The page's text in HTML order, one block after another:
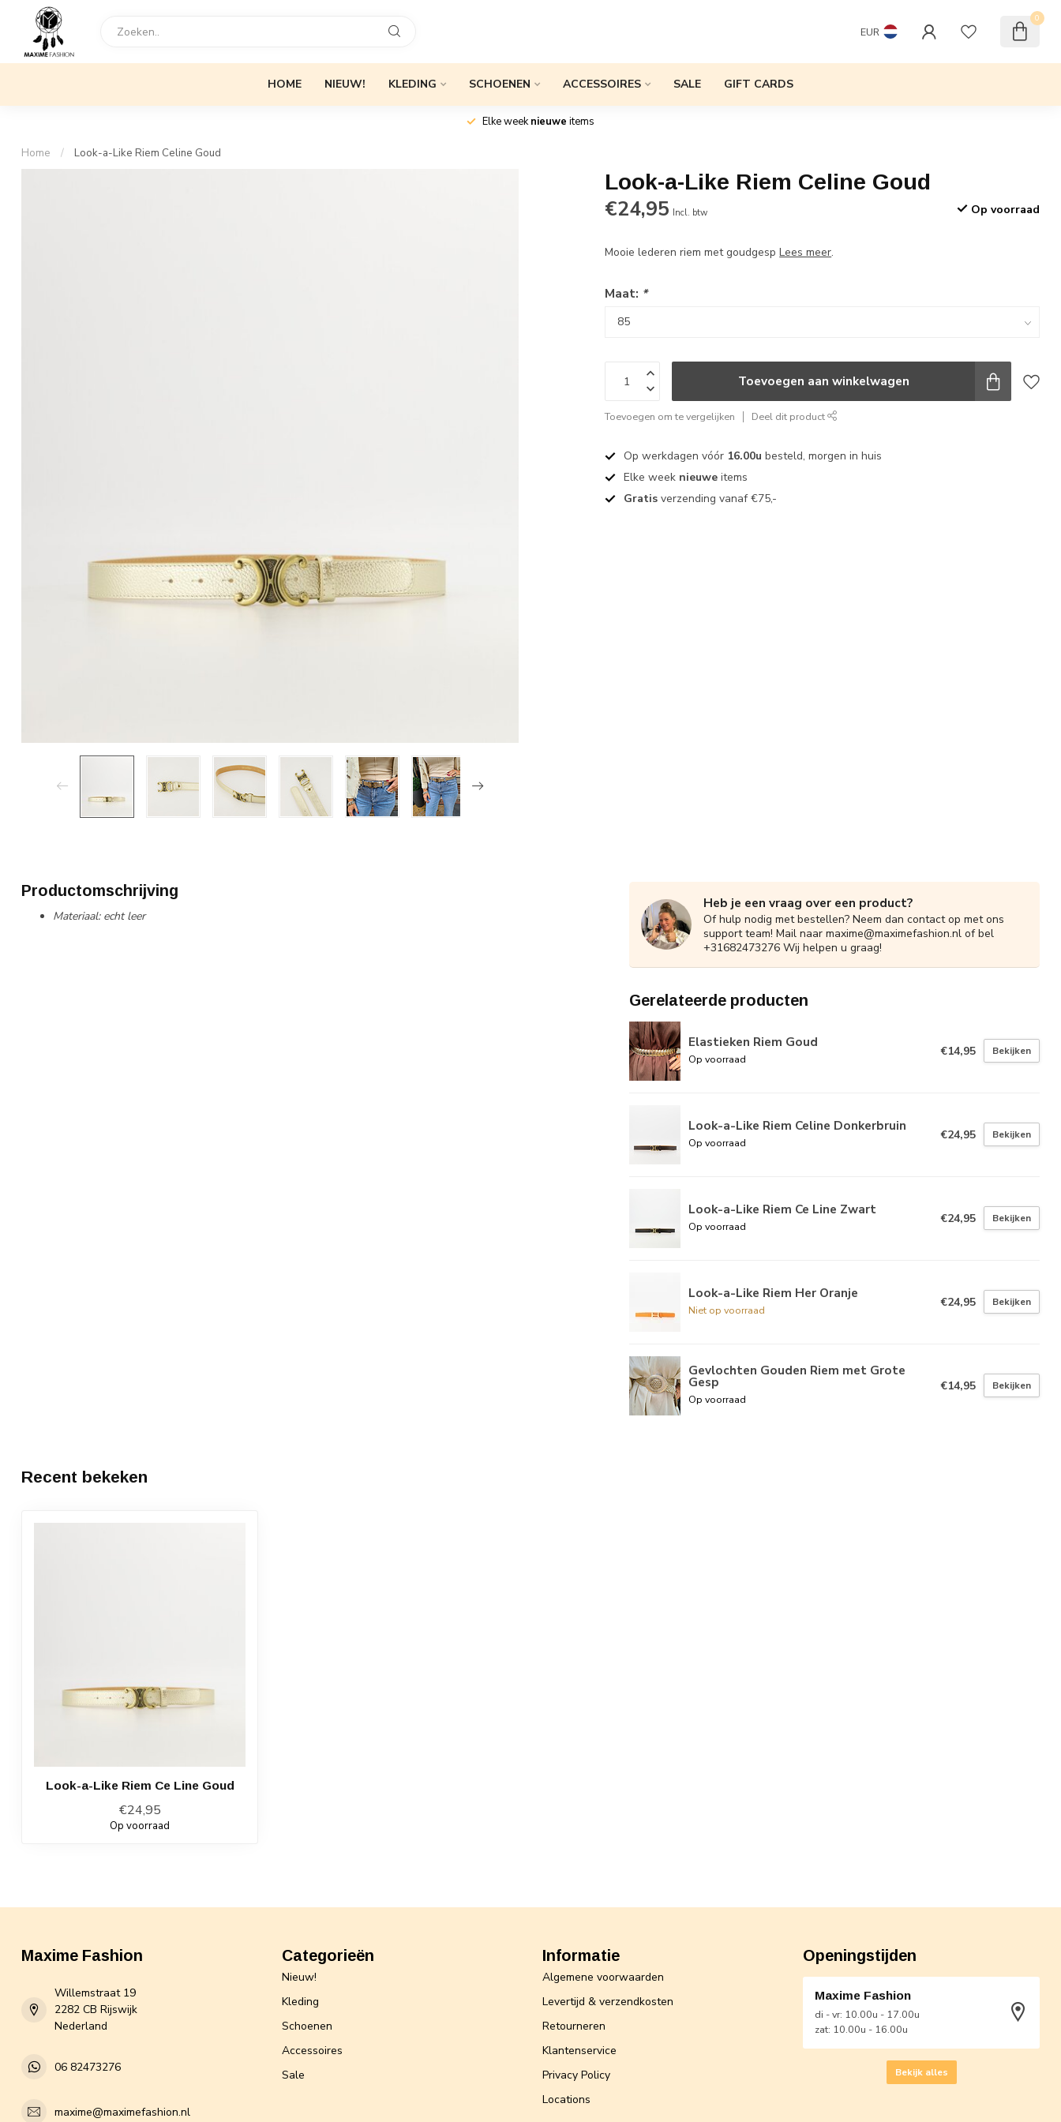
EUR
0
HOME NIEUW! KLEDING SCHOENEN ACCESSOIRES SALE GIFT CARDS
Elke weeknieuwe items
Home / Look-a-Like Riem Celine Goud
Look-a-Like Riem Celine Goud
€24,95 Incl. btw Op voorraad
Mooie lederen riem met goudgespLees meer.
Maat: *
Toevoegen aan winkelwagen
Toevoegen om te vergelijken Deel dit product
Op werkdagen vóór 16.00u besteld, morgen in huis
Elke week nieuwe items
Gratis verzending vanaf €75,-
Productomschrijving
Materiaal: echt leer
Heb je een vraag over een product?
Of hulp nodig met bestellen? Neem dan contact op met ons
support team! Mail naar maxime@maximefashion.nl of bel
+31682473276 Wij helpen u graag!
Gerelateerde producten
Elastieken Riem Goud
Op voorraad
€14,95 Bekijken
Look-a-Like Riem Celine Donkerbruin
Op voorraad
€24,95 Bekijken
Look-a-Like Riem Ce Line Zwart
Op voorraad
€24,95 Bekijken
Look-a-Like Riem Her Oranje
Niet op voorraad
€24,95 Bekijken
Gevlochten Gouden Riem met Grote
Gesp
Op voorraad
€14,95 Bekijken
Recent bekeken
Look-a-Like Riem Ce Line Goud
€24,95
Op voorraad
Maxime Fashion
Willemstraat 19
2282 CB Rijswijk
Nederland
06 82473276
maxime@maximefashion.nl
Categorieën
Nieuw!
Kleding
Schoenen
Accessoires
Sale
Informatie
Algemene voorwaarden
Levertijd & verzendkosten
Retourneren
Klantenservice
Privacy Policy
Locations
Openingstijden
Maxime Fashion
di - vr: 10.00u - 17.00u
zat: 10.00u - 16.00u
Bekijk alles